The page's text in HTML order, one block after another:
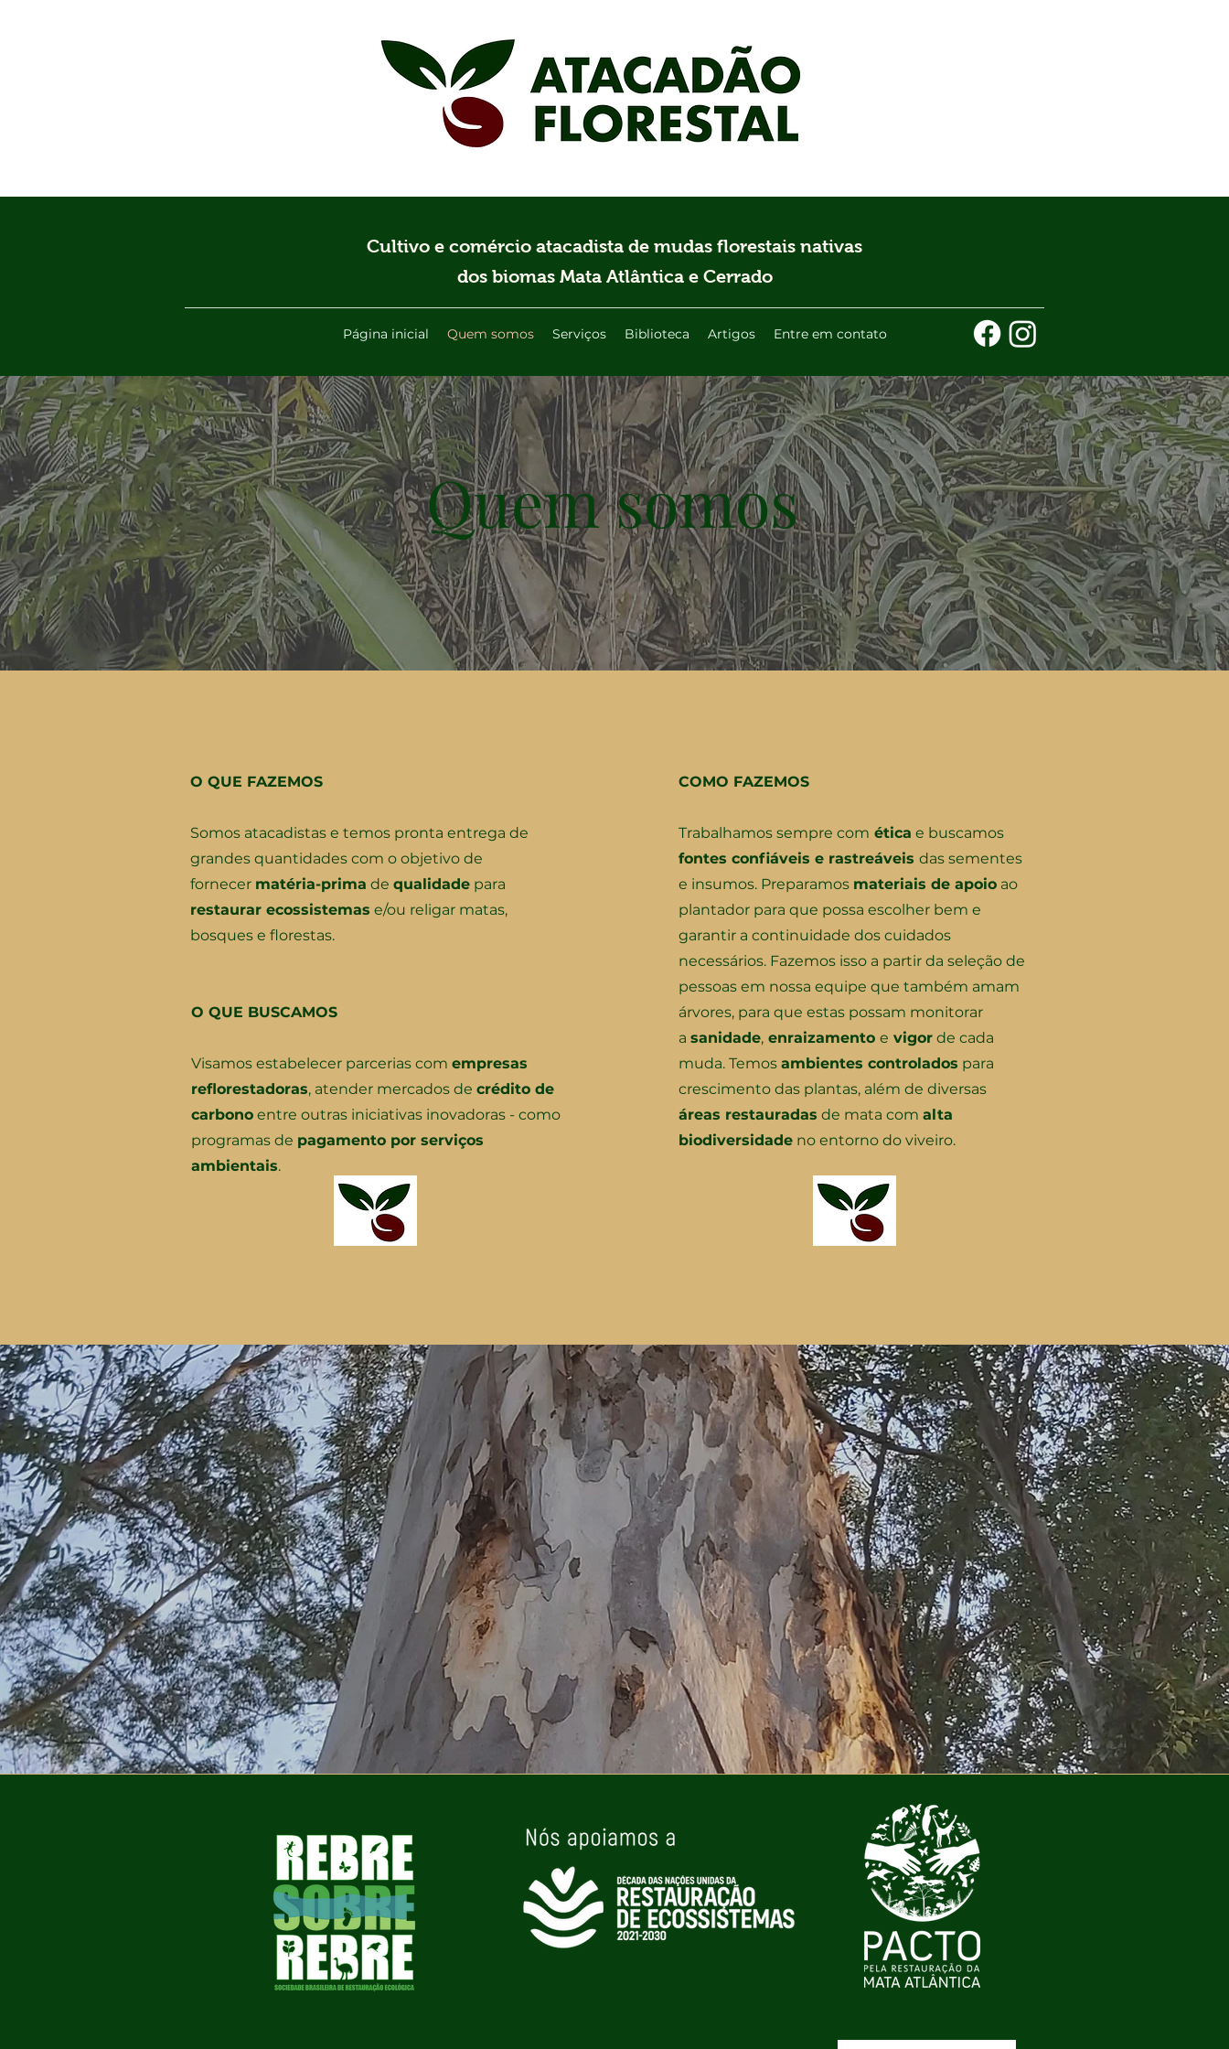
Cultivo e comércio atacadista de mudas florestais nativas
dos biomas Mata Atlântica e Cerrado
Página inicial Quem somos Serviços Biblioteca Artigos Entre em contato
Quem somos
O QUE BUSCAMOS
Visamos estabelecer parcerias com empresas
reflorestadoras, atender mercados de crédito de
carbono entre outras iniciativas inovadoras - como
programas de pagamento por serviços
ambientais.
O QUE FAZEMOS
Somos atacadistas e temos pronta entrega de
grandes quantidades com o objetivo de
fornecer matéria-prima de qualidade para
restaurar ecossistemas e/ou religar matas,
bosques e florestas.
COMO FAZEMOS
Trabalhamos sempre com ética e buscamos
fontes confiáveis e rastreáveis das sementes
e insumos. Preparamos materiais de apoio ao
plantador para que possa escolher bem e
garantir a continuidade dos cuidados
necessários. Fazemos isso a partir da seleção de
pessoas em nossa equipe que também amam
árvores, para que estas possam monitorar
a sanidade, enraizamento e vigor de cada
muda. Temos ambientes controlados para
crescimento das plantas, além de diversas
áreas restauradas de mata com alta
biodiversidade no entorno do viveiro.